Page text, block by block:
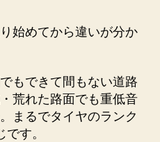
始めてから違いが分か
もできて間もない道路
荒れた路面でも重低音
まるでタイヤのランク
す。